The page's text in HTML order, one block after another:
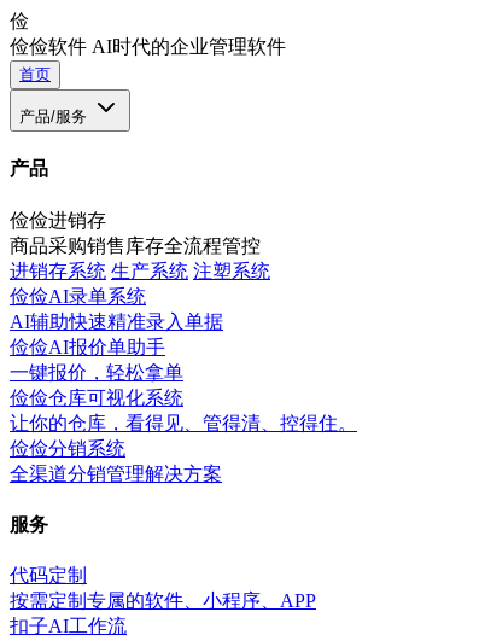
俭
俭俭软件 AI时代的企业管理软件
首页
产品/服务
产品
俭俭进销存
商品采购销售库存全流程管控
进销存系统 生产系统 注塑系统
俭俭AI录单系统
AI辅助快速精准录入单据
俭俭AI报价单助手
一键报价，轻松拿单
俭俭仓库可视化系统
让你的仓库，看得见、管得清、控得住。
俭俭分销系统
全渠道分销管理解决方案
服务
代码定制
按需定制专属的软件、小程序、APP
扣子AI工作流